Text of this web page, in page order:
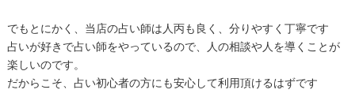
でもとにかく、当店の占い師は人丙も良く、分りやすく丁寧です
占いが好きで占い師をやっているので、人の相談や人を導くことが
楽しいのです。
だからこそ、占い初心者の方にも安心して利用頂けるはずです